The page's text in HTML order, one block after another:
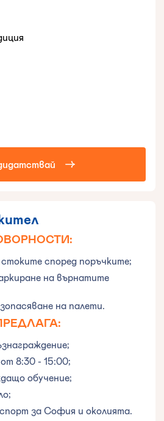
според поръчките;
на върнатите
на палети.
8:30 - 15:00;
обучение;
за София и околията.